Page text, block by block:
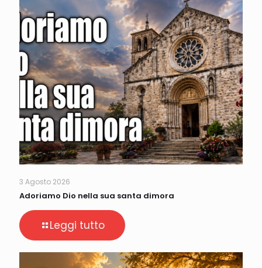
3 Agosto 2026
Adoriamo Dio nella sua santa dimora
Leggi tutto